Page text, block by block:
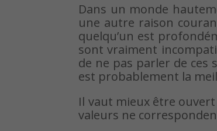
Dans un monde
une autre raison
quelqu’un est
sont vraiment
de ne pas parler de ces
est probablement la
Il vaut mieux être
valeurs ne